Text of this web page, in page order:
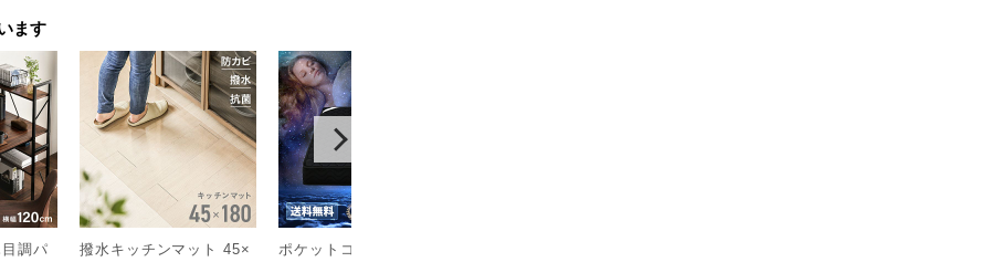
ます
調パ
撥水キッチンマット 45×
ポケットコイルマットレ